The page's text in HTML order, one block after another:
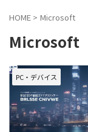
HOME > Microsoft
Microsoft
PC・デバイス